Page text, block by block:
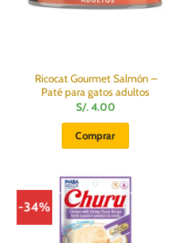
Ricocat Gourmet Salmón –
Paté para gatos adultos
S/.4.00
Comprar
-34%